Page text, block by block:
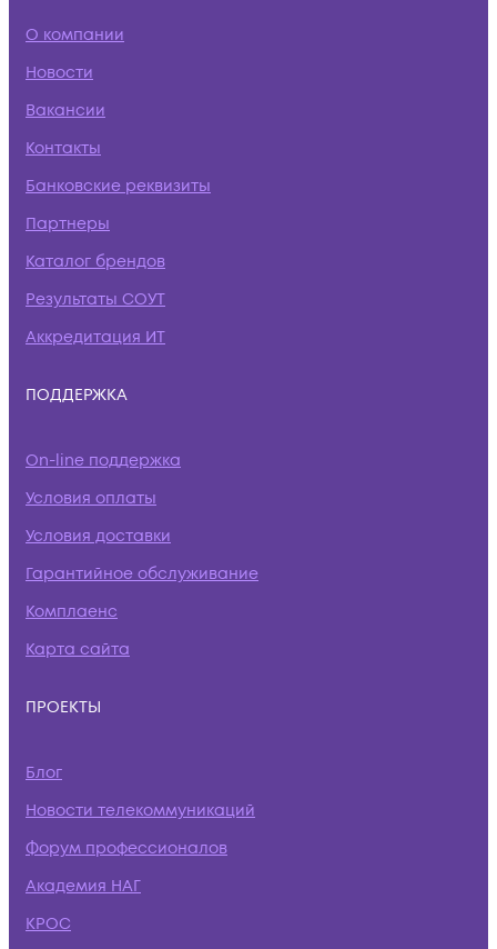
О компании
Новости
Вакансии
Контакты
Банковские реквизиты
Партнеры
Каталог брендов
Результаты СОУТ
Аккредитация ИТ
ПОДДЕРЖКА
On-line поддержка
Условия оплаты
Условия доставки
Гарантийное обслуживание
Комплаенс
Карта сайта
ПРОЕКТЫ
Блог
Новости телекоммуникаций
Форум профессионалов
Академия НАГ
КРОС